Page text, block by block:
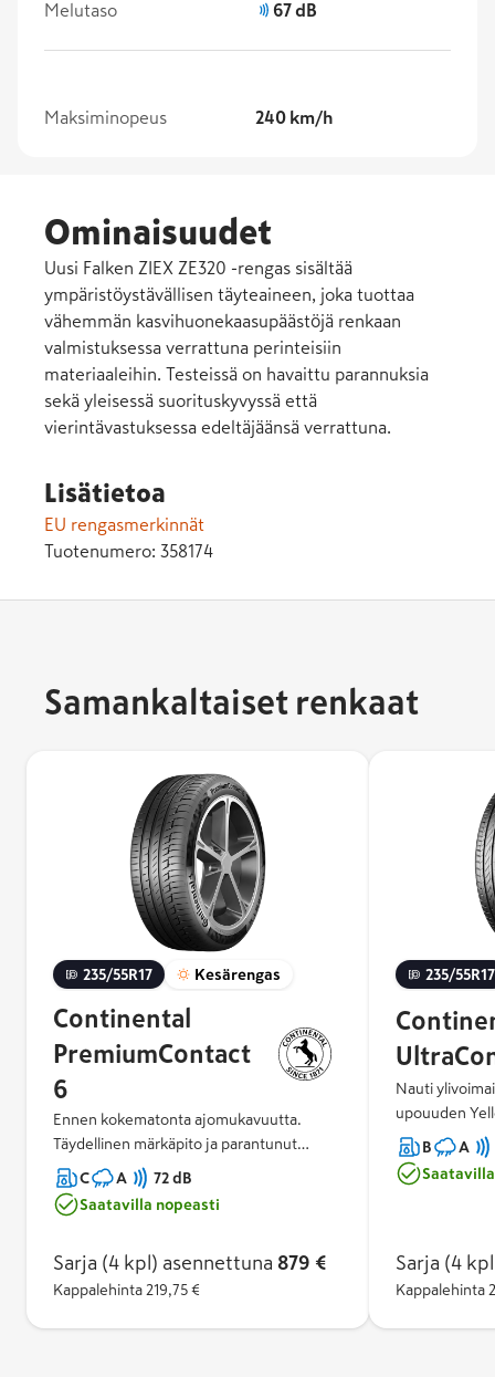
Melutaso 67 dB
Maksiminopeus 240 km/h
Ominaisuudet
Uusi Falken ZIEX ZE320 -rengas sisältää
ympäristöystävällisen täyteaineen, joka tuottaa
vähemmän kasvihuonekaasupäästöjä renkaan
valmistuksessa verrattuna perinteisiin
materiaaleihin. Testeissä on havaittu parannuksia
sekä yleisessä suorituskyvyssä että
vierintävastuksessa edeltäjäänsä verrattuna.
Lisätietoa
EU rengasmerkinnät
Tuotenumero: 358174
Samankaltaiset renkaat
235/55R17 Kesärengas
Continental
PremiumContact
6
Ennen kokematonta ajomukavuutta.
Täydellinen märkäpito ja parantunut
polttoainetaloudellisuus Safety Silica
kumiseoksella. Urheilullista suorituskykyä
joka ajoneuvoon.
C A
72 dB
Saatavilla nopeasti
Sarja (4 kpl) asennettuna 879 €
Kappalehinta 219,75 €
235/55R17
Nauti
upouuden
ansiosta.
vakuuttava
B
A
Sarja (4
Kappalehinta